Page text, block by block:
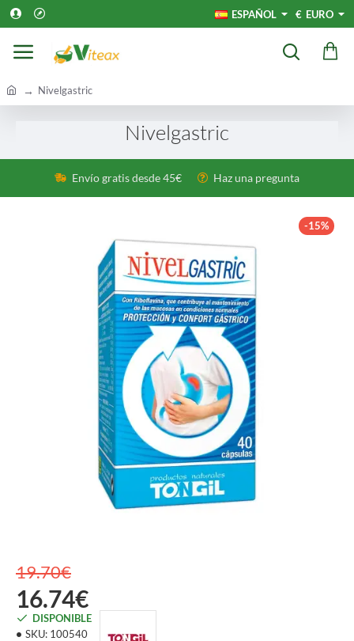
ESPAÑOL € EURO
Nivelgastric
o
Nivelgastric
Envío gratis desde 45€ Haz una pregunta
-15%
16.74€
19.70€
DISPONIBLE
SKU: 100540